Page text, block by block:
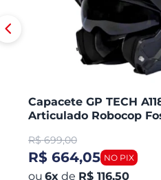
Capacete GP TECH
Articulado Robocop
R$ 699,00
R$ 664,05
6x de R$ 116,50